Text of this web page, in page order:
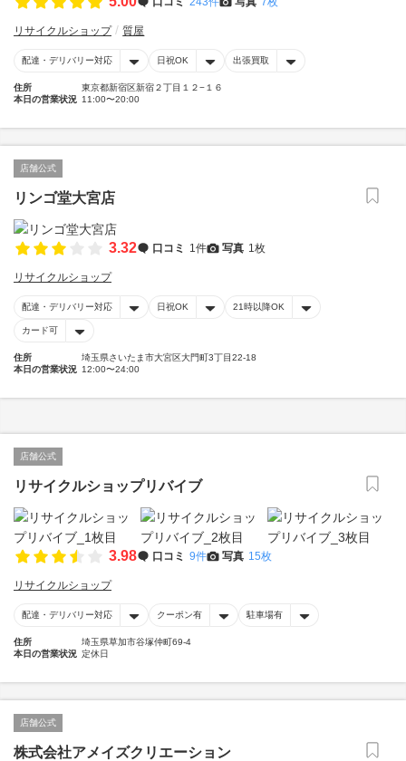
リサイクルショップ 質屋
配達・デリバリー対応 日祝OK 出張買取
住所
東京都新宿区新宿２丁目１２−１６
本日の営業状況 11:00〜20:00
店舗公式
リンゴ堂大宮店
3.32 口コミ 1件 写真 1枚
リサイクルショップ
配達・デリバリー対応 日祝OK 21時以降OK
カード可
住所
埼玉県さいたま市大宮区大門町3丁目22-18
本日の営業状況 12:00〜24:00
店舗公式
リサイクルショップリバイブ
3.98 口コミ 9件 写真 15枚
リサイクルショップ
配達・デリバリー対応 クーポン有 駐車場有
住所
埼玉県草加市谷塚仲町69-4
本日の営業状況 定休日
店舗公式
株式会社アメイズクリエーション